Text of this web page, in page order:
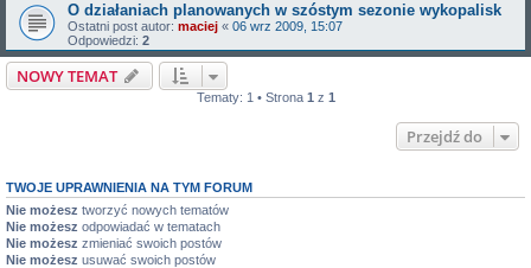
O działaniach planowanych w szóstym sezonie wykopalisk
Ostatni post autor: maciej « 06 wrz 2009, 15:07
Odpowiedzi: 2
NOWY TEMAT
Tematy: 1 • Strona 1 z 1
Przejdź do
TWOJE UPRAWNIENIA NA TYM FORUM
Nie możesz tworzyć nowych tematów
Nie możesz odpowiadać w tematach
Nie możesz zmieniać swoich postów
Nie możesz usuwać swoich postów